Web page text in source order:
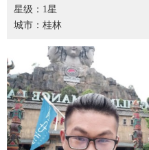
星级：1星
城市：桂林